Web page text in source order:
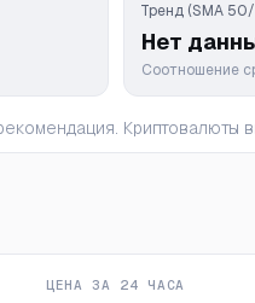
Тренд (SMA
Нет
Соотношение
ЦЕНА ЗА 24 ЧАСА